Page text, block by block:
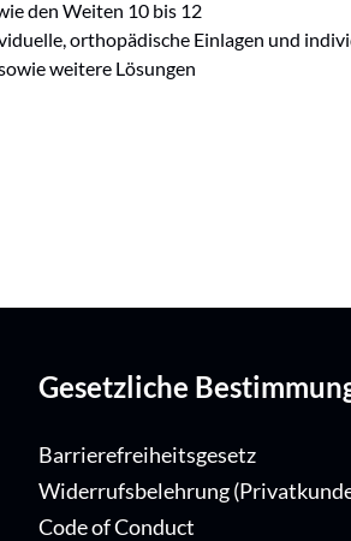
den Weiten 10 bis 12
orthopädische Einlagen und
weitere Lösungen
Gesetzliche
Barrierefreiheitsgesetz
Widerrufsbelehrung
Code of Conduct